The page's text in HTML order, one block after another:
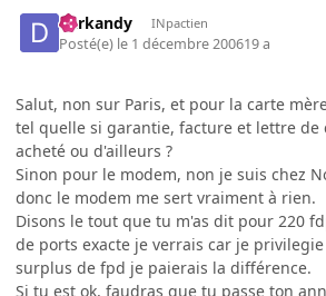
darkandy INpactien
Posté(e) le 1 décembre 200619 a
Salut, non sur Paris, et pour la carte
tel quelle si garantie, facture et lettre de
acheté ou d'ailleurs ?
Sinon pour le modem, non je suis chez
donc le modem me sert vraiment à rien.
Disons le tout que tu m'as dit pour 220
de ports exacte je verrais car je privilegie
surplus de fpd je paierais la différence.
Si tu est ok, faudras que tu passe ton